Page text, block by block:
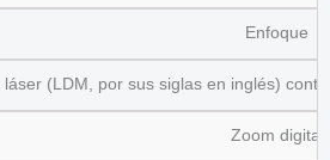
Enfoque
(LDM, por sus siglas en inglés)
Zoom digital